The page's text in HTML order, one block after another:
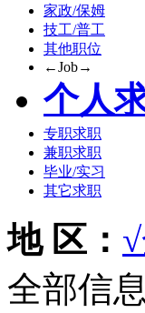
家政/保姆
技工/普工
其他职位
←Job→
个人
专职求职
兼职求职
毕业/实习
其它求职
地 区：
全部信息